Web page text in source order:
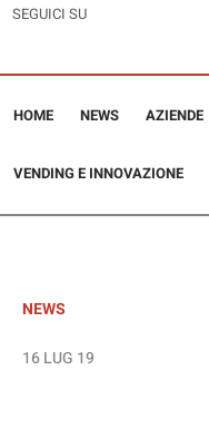
SEGUICI SU
HOME NEWS AZIENDE
VENDING E INNOVAZIONE
NEWS
16 LUG 19